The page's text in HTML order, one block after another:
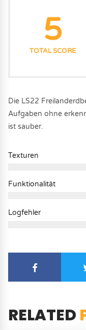
5
TOTAL SCORE
Die LS22
Aufgaben ohne
ist sauber.
Texturen
Funktionalität
Logfehler
RELATED